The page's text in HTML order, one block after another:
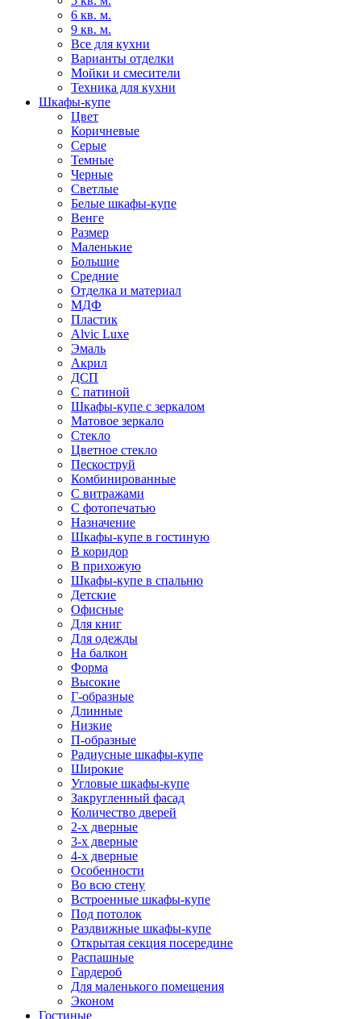
6 кв. м.
9 кв. м.
Все для кухни
Варианты отделки
Мойки и смесители
Техника для кухни
Шкафы-купе
Цвет
Коричневые
Серые
Темные
Черные
Светлые
Белые шкафы-купе
Венге
Размер
Маленькие
Большие
Средние
Отделка и материал
МДФ
Пластик
Alvic Luxe
Эмаль
Акрил
ДСП
С патиной
Шкафы-купе с зеркалом
Матовое зеркало
Стекло
Цветное стекло
Пескоструй
Комбинированные
С витражами
С фотопечатью
Назначение
Шкафы-купе в гостиную
В коридор
В прихожую
Шкафы-купе в спальню
Детские
Офисные
Для книг
Для одежды
На балкон
Форма
Высокие
Г-образные
Длинные
Низкие
П-образные
Радиусные шкафы-купе
Широкие
Угловые шкафы-купе
Закругленный фасад
Количество дверей
2-х дверные
3-х дверные
4-х дверные
Особенности
Во всю стену
Встроенные шкафы-купе
Под потолок
Раздвижные шкафы-купе
Открытая секция посередине
Распашные
Гардероб
Для маленького помещения
Эконом
Гостиные